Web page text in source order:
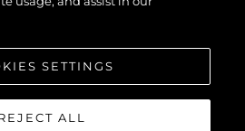
SETTINGS
ALL